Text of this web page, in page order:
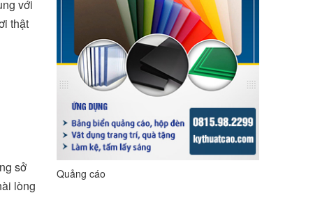
với
thật
sở
lòng
Quảng cáo